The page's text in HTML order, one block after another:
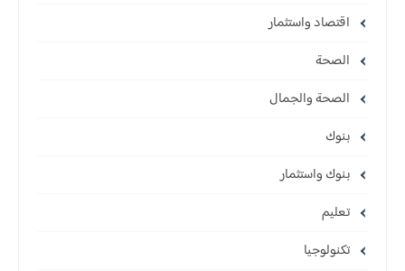
اقتصاد واستثمار
الصحة
الصحة والجمال
بنوك
بنوك واستثمار
تعليم
تكنولوجيا